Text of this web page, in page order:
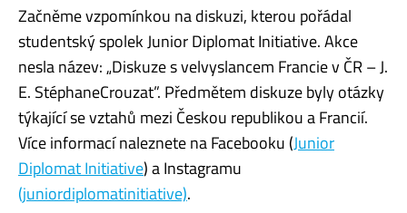
Začněme vzpomínkou nadiskuzi, kterou pořádal
studentský spolek Junior DiplomatInitiative. Akce
nesla název: „Diskuzes velvyslancem Francie v ČR – J.
E. StéphaneCrouzat”. Předmětem diskuzebyly otázky
týkající se vztahů mezi Českou republikou a Francií.
Více informací naleznete na Facebooku (Junior
Diplomat Initiative) a Instagramu
(juniordiplomatinitiative).